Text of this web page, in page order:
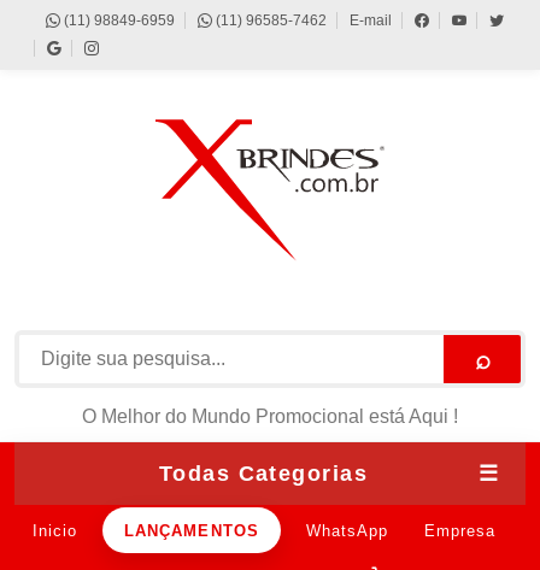
(11) 98849-6959 (11) 96585-7462 E-mail
⌕
O Melhor do Mundo Promocional está Aqui !
Todas Categorias ☰
Inicio LANÇAMENTOS WhatsApp Empresa